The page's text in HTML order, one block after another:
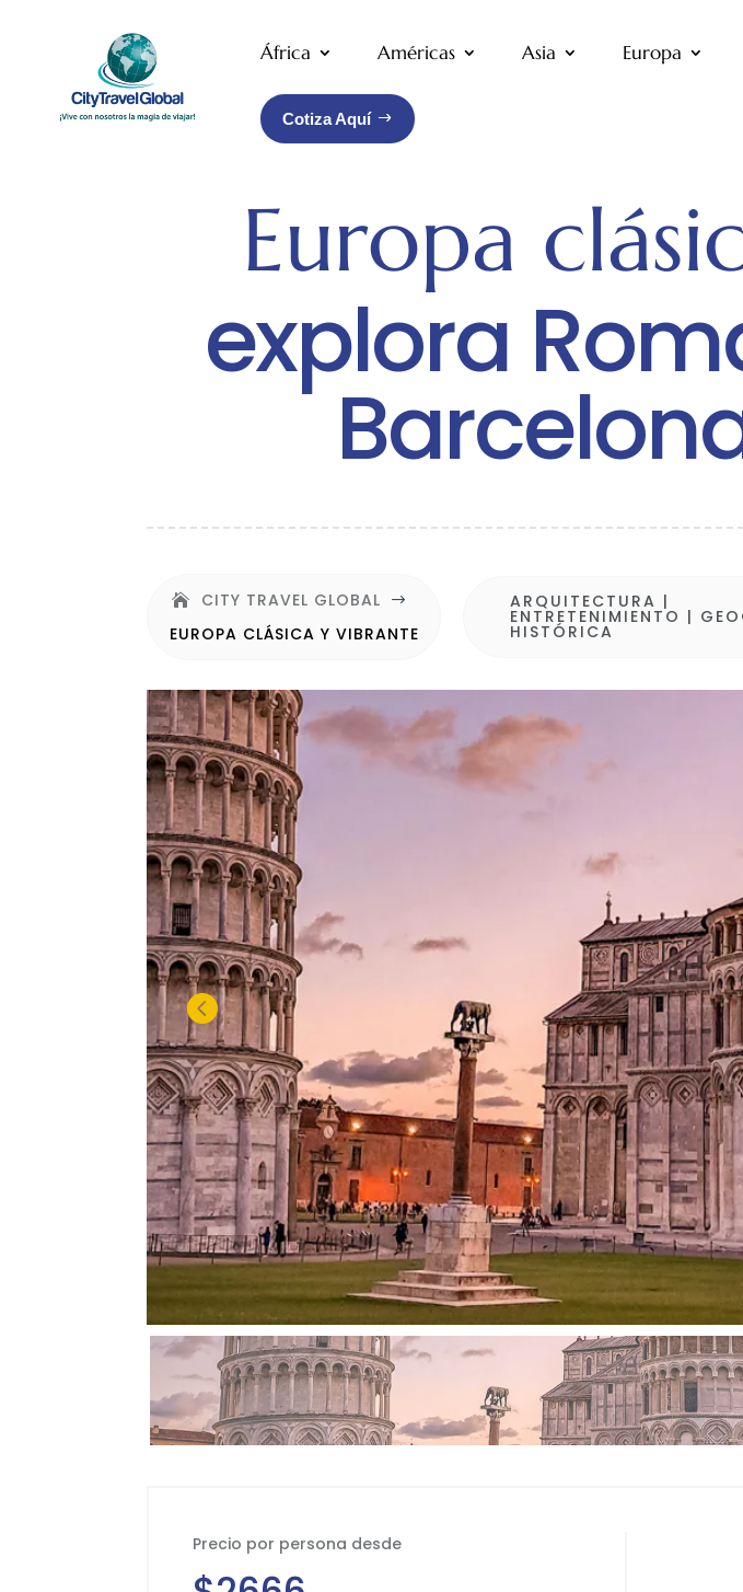
África Américas Asia Europa
Cotiza Aquí
Europa
explora
CITY TRAVEL GLOBAL $
EUROPA CLÁSICA Y VIBRANTE
ARQUITECTURA |
ENTRETENIMIENTO |
HISTÓRICA
Precio por persona desde